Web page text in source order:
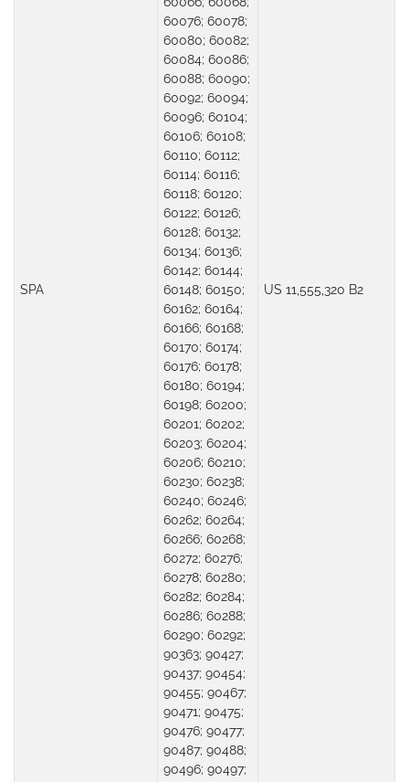
SPA
60076; 60078;
60080; 60082;
60084; 60086;
60088; 60090;
60092; 60094;
60096; 60104;
60106; 60108;
60110; 60112;
60114; 60116;
60118; 60120;
60122; 60126;
60128; 60132;
60134; 60136;
60142; 60144;
60148; 60150;
60162; 60164;
60166; 60168;
60170; 60174;
60176; 60178;
60180; 60194;
60198; 60200;
60201; 60202;
60203; 60204;
60206; 60210;
60230; 60238;
60240; 60246;
60262; 60264;
60266; 60268;
60272; 60276;
60278; 60280;
60282; 60284;
60286; 60288;
60290; 60292;
90363; 90427;
90437; 90454;
90455; 90467;
90471; 90475;
90476; 90477;
90487; 90488;
90496; 90497;
US 11,555,320 B2